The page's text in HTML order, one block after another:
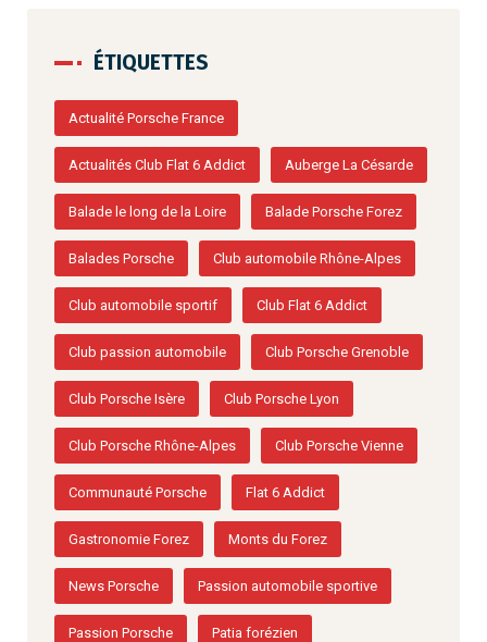
ÉTIQUETTES
Actualité Porsche France
Actualités Club Flat 6 Addict Auberge La Césarde
Balade le long de la Loire Balade Porsche Forez
Balades Porsche Club automobile Rhône-Alpes
Club automobile sportif Club Flat 6 Addict
Club passion automobile Club Porsche Grenoble
Club Porsche Isère Club Porsche Lyon
Club Porsche Rhône-Alpes Club Porsche Vienne
Communauté Porsche Flat 6 Addict
Gastronomie Forez Monts du Forez
News Porsche Passion automobile sportive
Passion Porsche Patia forézien